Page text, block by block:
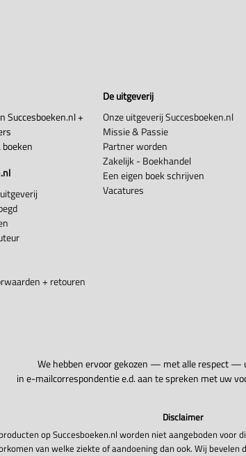
Succesboeken.nl +
boeken
+ retouren
De uitgeverij
Onze uitgeverij Succesboeken.nl
Missie & Passie
Partner worden
Zakelijk - Boekhandel
Een eigen boek schrijven
Vacatures
We hebben ervoor gekozen — met alle respect —
in e-mailcorrespondentie e.d. aan te spreken met uw
Disclaimer
op Succesboeken.nl worden niet aangeboden voor
van welke ziekte of aandoening dan ook. Wij